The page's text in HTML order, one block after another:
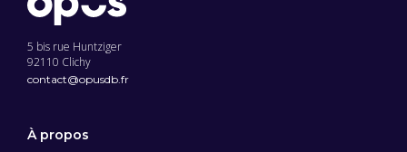
5 bis rue Huntziger
92110 Clichy
contact@opusdb.fr
À propos